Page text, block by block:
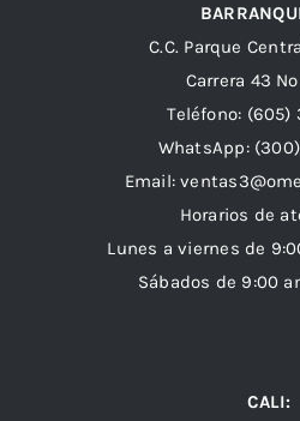
C.C. Parque
Carrera 43
Teléfono: (605)
WhatsApp:
Email:
Horarios de
Lunes a viernes de
Sábados de 9:00
CALI: